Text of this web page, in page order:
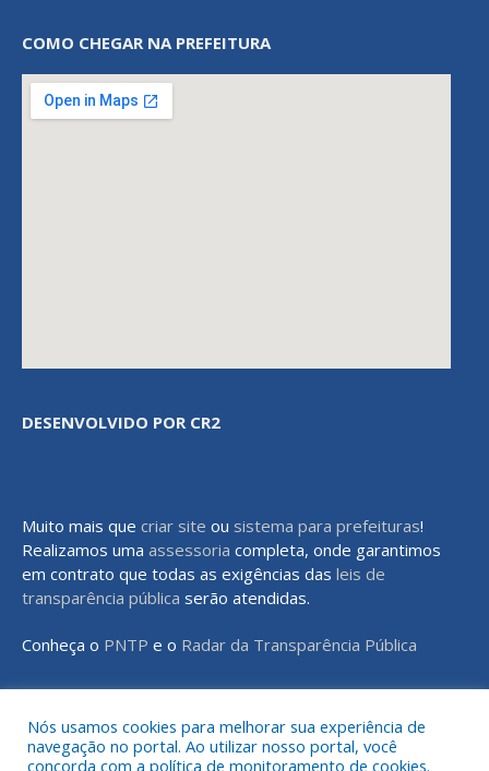
COMO CHEGAR NA PREFEITURA
DESENVOLVIDO POR CR2
Muito mais que criar site ou sistema para prefeituras!
Realizamos uma assessoria completa, onde garantimos
em contrato que todas as exigências das leis de
transparência pública serão atendidas.
Conheça o PNTP e o Radar da Transparência Pública
Todos os direitos reservados a Prefeitura Municipal de Rondon do
Nós usamos cookies para melhorar sua experiência de
navegação no portal. Ao utilizar nosso portal, você
concorda com a política de monitoramento de cookies.